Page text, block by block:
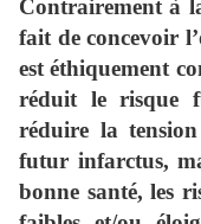
Contrairement à
fait de concevoir
est éthiquement
réduit le risque
réduire la
futur infarctus,
bonne santé, les